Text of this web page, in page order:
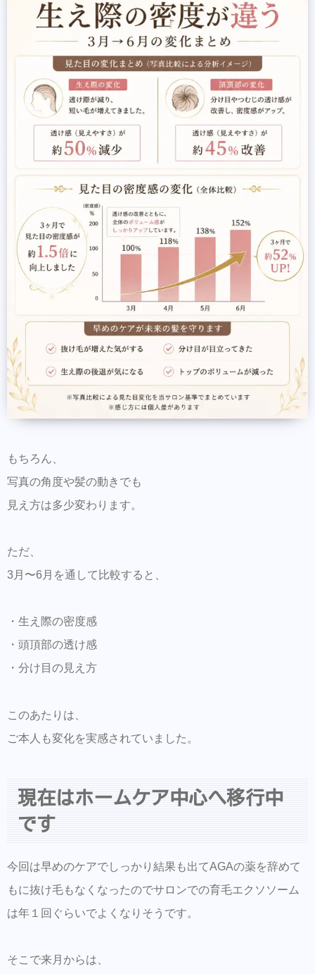
もちろん、
写真の角度や髪の動きでも
見え方は多少変わります。
ただ、
3月〜6月を通して比較すると、
・生え際の密度感
・頭頂部の透け感
・分け目の見え方
このあたりは、
ご本人も変化を実感されていました。
現在はホームケア中心へ移行中
です
今回は早めのケアでしっかり結果も出てAGAの薬を辞めて
もに抜け毛もなくなったのでサロンでの育毛エクソソーム
は年１回ぐらいでよくなりそうです。
そこで来月からは、